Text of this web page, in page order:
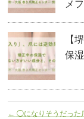
メ
【
保
← ◯になりそうだった